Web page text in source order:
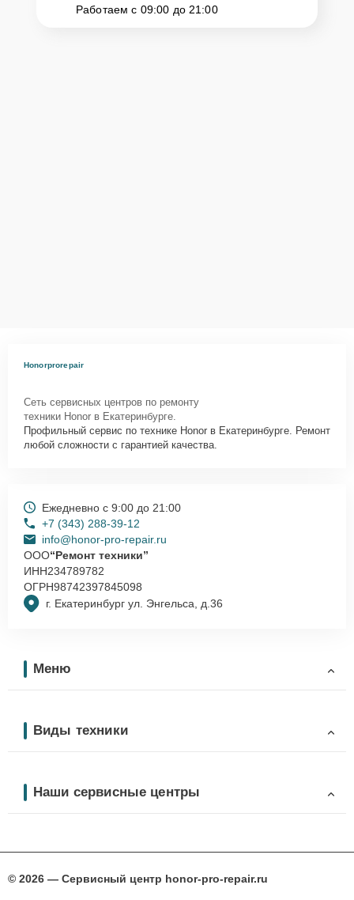
Работаем с 09:00 до 21:00
Honorprorepair
Сеть сервисных центров по ремонту
техники Honor в Екатеринбурге.
Профильный сервис по технике Honor в Екатеринбурге. Ремонт
любой сложности с гарантией качества.
г. Екатеринбург ул. Энгельса, д.36
Ежедневно с 9:00 до 21:00
+7 (343) 288-39-12
info@honor-pro-repair.ru
ООО“Ремонт техники”
ИНН234789782
ОГРН98742397845098
Меню
Виды техники
Наши сервисные центры
© 2026 — Сервисный центр honor-pro-repair.ru